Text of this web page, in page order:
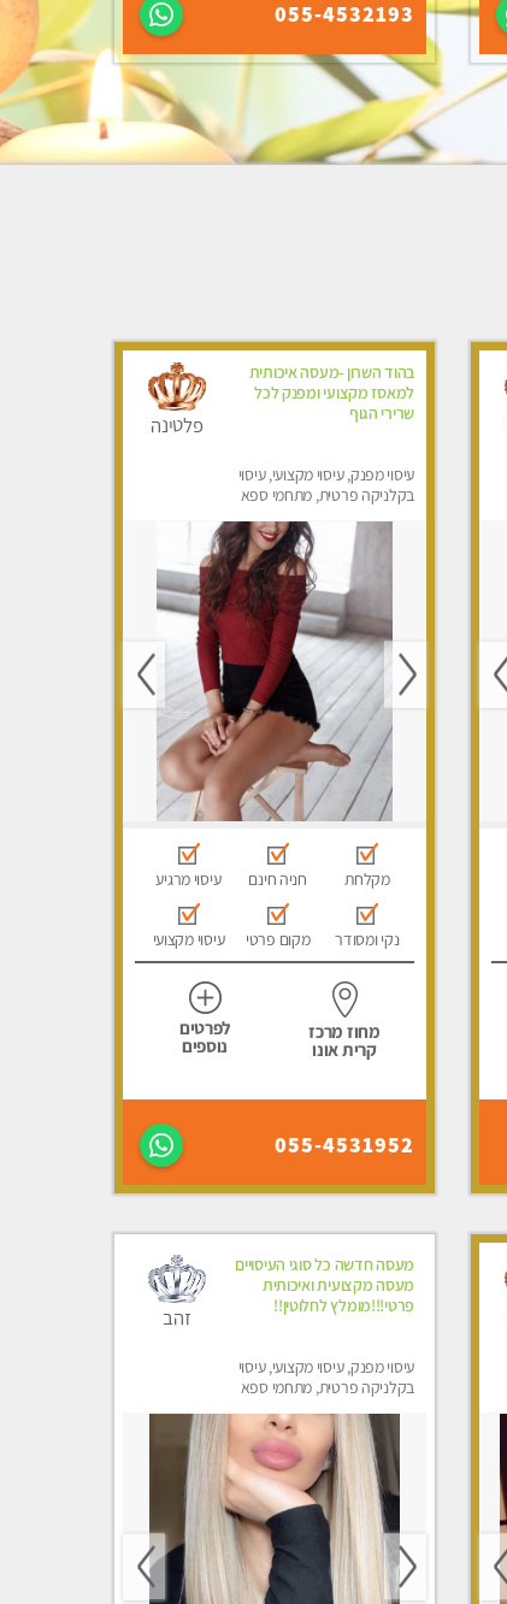
055-4532193
בהוד השרון -מעסה איכותית
למאסז מקצועי ומפנק לכל
שרירי הגוף
עיסוי מפנק, עיסוי מקצועי, עיסוי
בקלניקה פרטית, מתחמי ספא
פלטינה
מקלחת חניה חינם עיסוי מרגיע
נקי ומסודר מקום פרטי עיסוי מקצועי
מחוז מרכז
קרית אונו
לפרטים
נוספים
055-4531952
מעסה חדשה כל סוגי העיסויים
מעסה מקצועית ואיכותית
פרטי!!!מומלץ לחלוטין!!
עיסוי מפנק, עיסוי מקצועי, עיסוי
בקלניקה פרטית, מתחמי ספא
זהב